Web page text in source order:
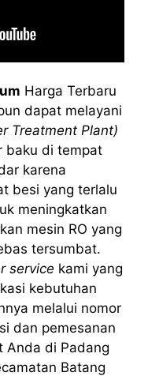
Harga Terbaru
dapat melayani
Treatment Plant)
baku di tempat
karena
besi yang terlalu
meningkatkan
mesin RO yang
tersumbat.
service kami yang
kebutuhan
melalui nomor
dan pemesanan
Anda di Padang
Batang